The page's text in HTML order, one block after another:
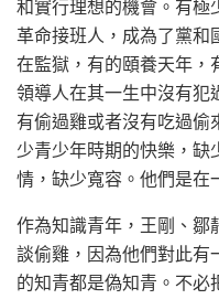
和實行理想的機會。有極
革命接班人，成為了黨和
在監獄，有的頤養天年，
領導人在其一生中沒有犯
有偷過雞或者沒有吃過偷
少青少年時期的快樂，缺
情，缺少寬容。他們是在
作為知識青年，王剛、鄒
談偷雞，因為他們對此有
的知青都是偽知青。不必